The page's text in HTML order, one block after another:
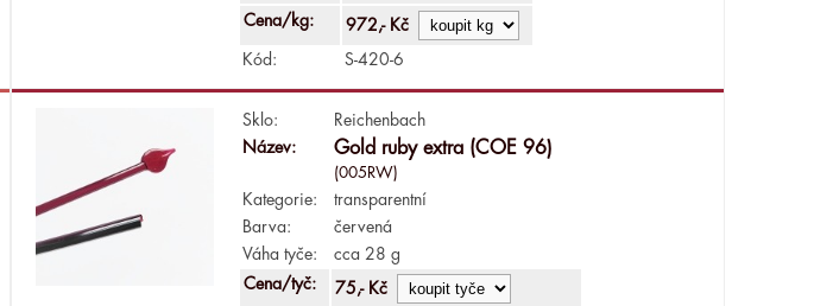
Cena/kg: 972,- Kč
Kód: S-420-6
Sklo:
Reichenbach
Název:
Gold ruby extra (COE 96)
(005RW)
Kategorie:
transparentní
Barva:
červená
Váha tyče:
cca 28 g
Cena/tyč:
75,- Kč